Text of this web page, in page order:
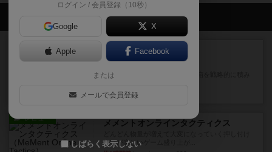
会員の新しい投稿
ルール/インスト
画像付き 充実
マーケットフレッシュ
目的あなたの店先に農産物の木箱を戦略的に積み
35分前by jurong
レビュー メメントオンラインタクティクス
合いが楽しいゲーム盛り上が...
ログイン / 会員登録（10秒）
Google X
Apple Facebook
または
メールで会員登録
しばらく表示しない